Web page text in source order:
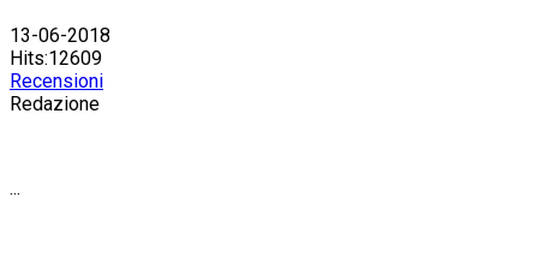
13-06-2018
Hits:12609
Recensioni
Redazione
...